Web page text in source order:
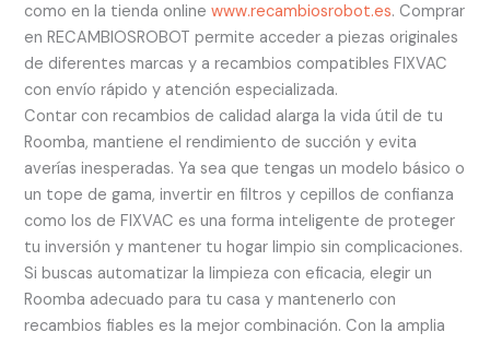
como en la tienda onlinewww.recambiosrobot.es. Comprar
en RECAMBIOSROBOT permite acceder a piezas originales
de diferentes marcas y a recambios compatibles FIXVAC
con envío rápido y atención especializada.
Contar con recambios de calidad alarga la vida útil de tu
Roomba, mantiene el rendimiento de succión y evita
averías inesperadas. Ya sea que tengas un modelo básico o
un tope de gama, invertir en filtros y cepillos de confianza
como los de FIXVAC es una forma inteligente de proteger
tu inversión y mantener tu hogar limpio sin complicaciones.
Si buscas automatizar la limpieza con eficacia, elegir un
Roomba adecuado para tu casa y mantenerlo con
recambios fiables es la mejor combinación. Con la amplia